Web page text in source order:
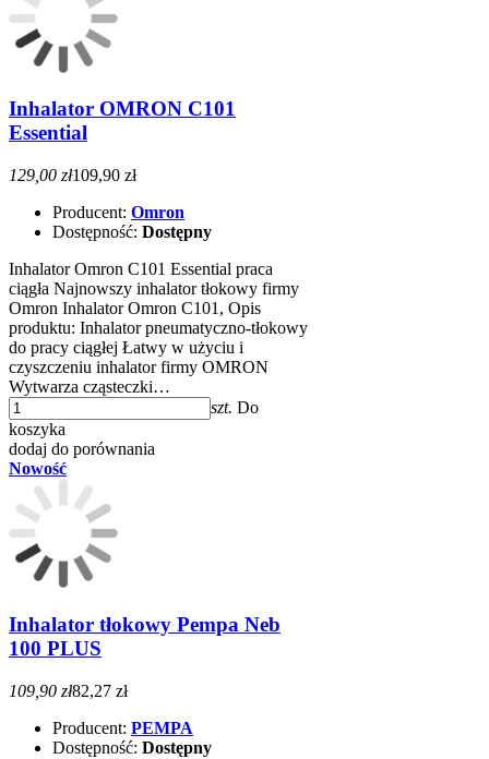
Inhalator OMRON C101
Essential
129,00 zł109,90 zł
Producent: Omron
Dostępność: Dostępny
Inhalator Omron C101 Essential praca
ciągła Najnowszy inhalator tłokowy firmy
Omron Inhalator Omron C101, Opis
produktu: Inhalator pneumatyczno-tłokowy
do pracy ciągłej Łatwy w użyciu i
czyszczeniu inhalator firmy OMRON
Wytwarza cząsteczki…
szt. Do
koszyka
dodaj do porównania
Nowość
Inhalator tłokowy Pempa Neb
100 PLUS
109,90 zł82,27 zł
Producent: PEMPA
Dostępność: Dostępny